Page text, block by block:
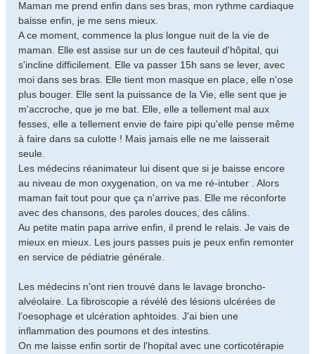
Maman me prend enfin dans ses bras, mon rythme cardiaque
baisse enfin, je me sens mieux.
A ce moment, commence la plus longue nuit de la vie de
maman. Elle est assise sur un de ces fauteuil d'hôpital, qui
s'incline difficilement. Elle va passer 15h sans se lever, avec
moi dans ses bras. Elle tient mon masque en place, elle n'ose
plus bouger. Elle sent la puissance de la Vie, elle sent que je
m'accroche, que je me bat. Elle, elle a tellement mal aux
fesses, elle a tellement envie de faire pipi qu'elle pense même
à faire dans sa culotte ! Mais jamais elle ne me laisserait
seule.
Les médecins réanimateur lui disent que si je baisse encore
au niveau de mon oxygenation, on va me ré-intuber . Alors
maman fait tout pour que ça n'arrive pas. Elle me réconforte
avec des chansons, des paroles douces, des câlins.
Au petite matin papa arrive enfin, il prend le relais. Je vais de
mieux en mieux. Les jours passes puis je peux enfin remonter
en service de pédiatrie générale.
Les médecins n'ont rien trouvé dans le lavage broncho-
alvéolaire. La fibroscopie a révélé des lésions ulcérées de
l’oesophage et ulcération aphtoides. J'ai bien une
inflammation des poumons et des intestins.
On me laisse enfin sortir de l'hopital avec une corticotérapie